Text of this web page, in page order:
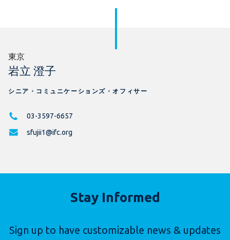
東京
岩立 澄子
シニア・コミュニケーションズ・オフィサー
03-3597-6657
sfujii1@ifc.org
Stay Informed
Sign up to have customizable news & updates